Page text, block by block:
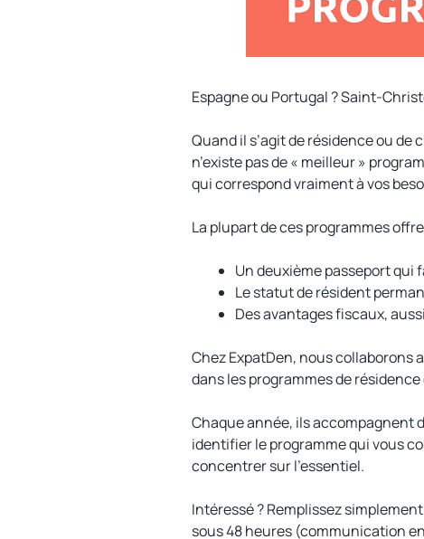
Espagne ou Portugal ? Saint-
Quand il s’agit de résidence ou de
n’existe pas de « meilleur »
qui correspond vraiment à vos
La plupart de ces programmes
Un deuxième passeport qui
Le statut de résident
Des avantages fiscaux,
Chez ExpatDen, nous collaborons
dans les programmes de
Chaque année, ils accompagnent
identifier le programme qui vous
concentrer sur l’essentiel.
Intéressé ? Remplissez
sous 48 heures (communication